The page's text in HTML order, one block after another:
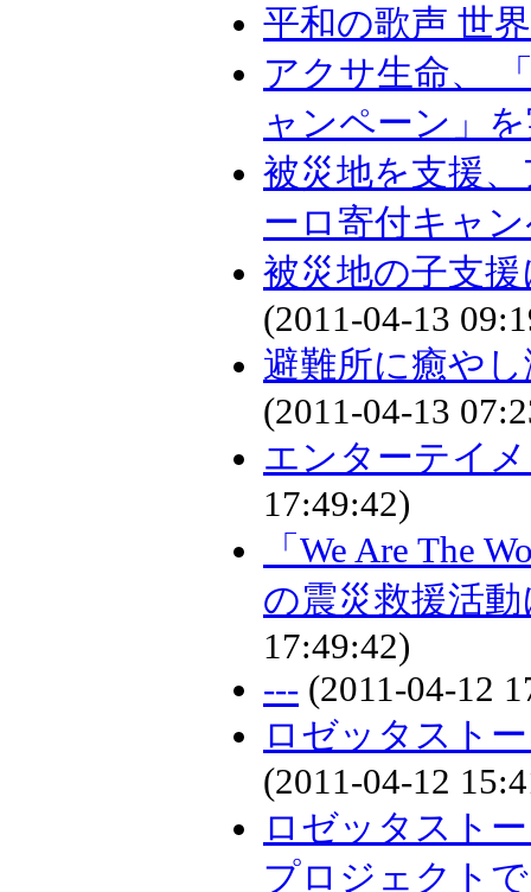
平和の歌声 世
アクサ生命、
ャンペーン」
被災地を支援
ーロ寄付キャ
被災地の子支
(2011-04-13
避難所に癒や
(2011-04-13
エンターテイ
17:49:42)
「We Are The
の震災救援活
17:49:42)
--- (2011-04-12
ロゼッタスト
(2011-04-12
ロゼッタスト
プロジェクトで